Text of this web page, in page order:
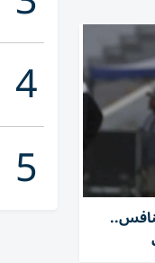
4
5